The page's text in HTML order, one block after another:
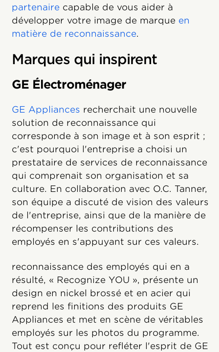
partenaire capable de vous aider à
développer votre image de marque en
matière de reconnaissance.
Marques qui inspirent
GE Électroménager
GE Appliances recherchait une nouvelle
solution de reconnaissance qui
corresponde à son image et à son esprit ;
c'est pourquoi l'entreprise a choisi un
prestataire de services de reconnaissance
qui comprenait son organisation et sa
culture. En collaboration avec O.C. Tanner,
son équipe a discuté de vision des valeurs
de l'entreprise, ainsi que de la manière de
récompenser les contributions des
employés en s'appuyant sur ces valeurs.
reconnaissance des employés qui en a
résulté, « Recognize YOU », présente un
design en nickel brossé et en acier qui
reprend les finitions des produits GE
Appliances et met en scène de véritables
employés sur les photos du programme.
Tout est conçu pour refléter l'esprit de GE